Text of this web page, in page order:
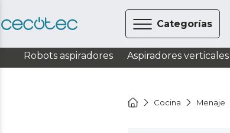
Categorías
Robots aspiradores Aspiradores verticales
Cocina Menaje